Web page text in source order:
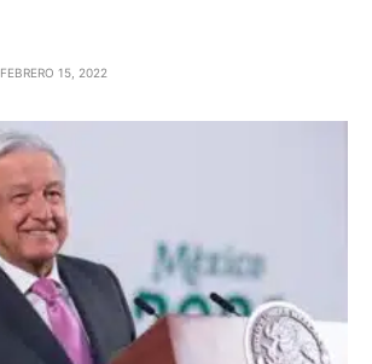
FEBRERO 15, 2022